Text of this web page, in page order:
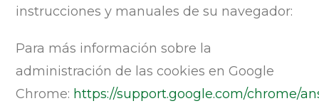
instrucciones y manuales de su navegador:
Para más información sobre la
administración de las cookies en Google
Chrome: https://support.google.com/chrome/